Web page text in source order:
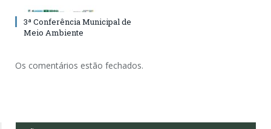
3ª Conferência Municipal de
Meio Ambiente
Os comentários estão fechados.